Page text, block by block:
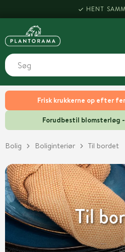
Frisk krukkerne op efter
Forudbestil blomsterløg
HENT
Bolig Boliginteriør Til bordet
Til